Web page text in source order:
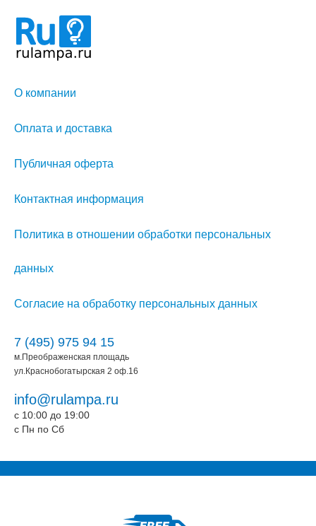
О компании
Оплата и доставка
Публичная оферта
Контактная информация
Политика в отношении обработки персональных
данных
Согласие на обработку персональных данных
7 (495) 975 94 15
м.Преображенская площадь
ул.Краснобогатырская 2 оф.16
info@rulampa.ru
c 10:00 до 19:00
c Пн по Сб